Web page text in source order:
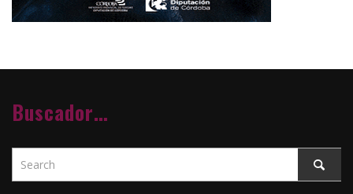
Buscador…